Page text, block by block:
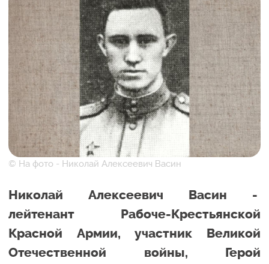
© На фото - Николай Алексеевич Васин
Николай Алексеевич Васин -
лейтенант Рабоче-Крестьянской
Красной Армии, участник Великой
Отечественной войны, Герой